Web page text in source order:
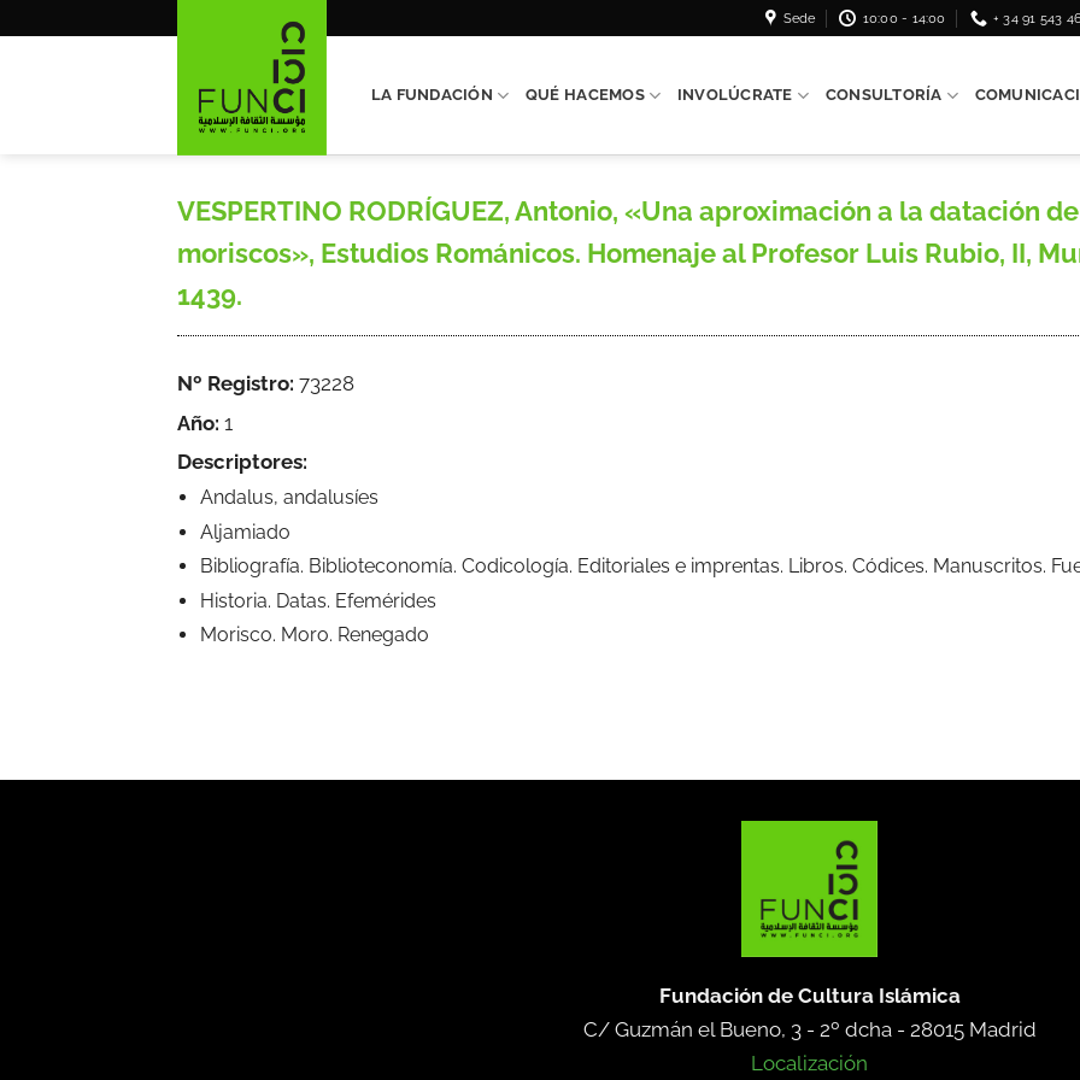
Sede 10:00 - 14:00 + 34 91 543
LA FUNDACIÓN QUÉ HACEMOS INVOLÚCRATE CONSULTORÍA
VESPERTINO RODRÍGUEZ, Antonio, «Una aproximación a la datación
moriscos», Estudios Románicos. Homenaje al Profesor Luis Rubio, II,
1439.
Nº Registro: 73228
Año: 1
Descriptores:
Andalus, andalusíes
Aljamiado
Bibliografía. Biblioteconomía. Codicología. Editoriales e imprentas. Libros. Códices. Manuscritos.
Historia. Datas. Efemérides
Morisco. Moro. Renegado
Fundación de Cultura Islámica
C/ Guzmán el Bueno, 3 - 2º dcha - 28015 Madrid
Localización